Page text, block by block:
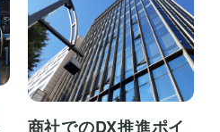
商社でのDX推進ポイ